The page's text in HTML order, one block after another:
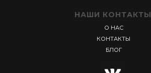
НАШИ КОНТАКТЫ
О НАС
КОНТАКТЫ
БЛОГ